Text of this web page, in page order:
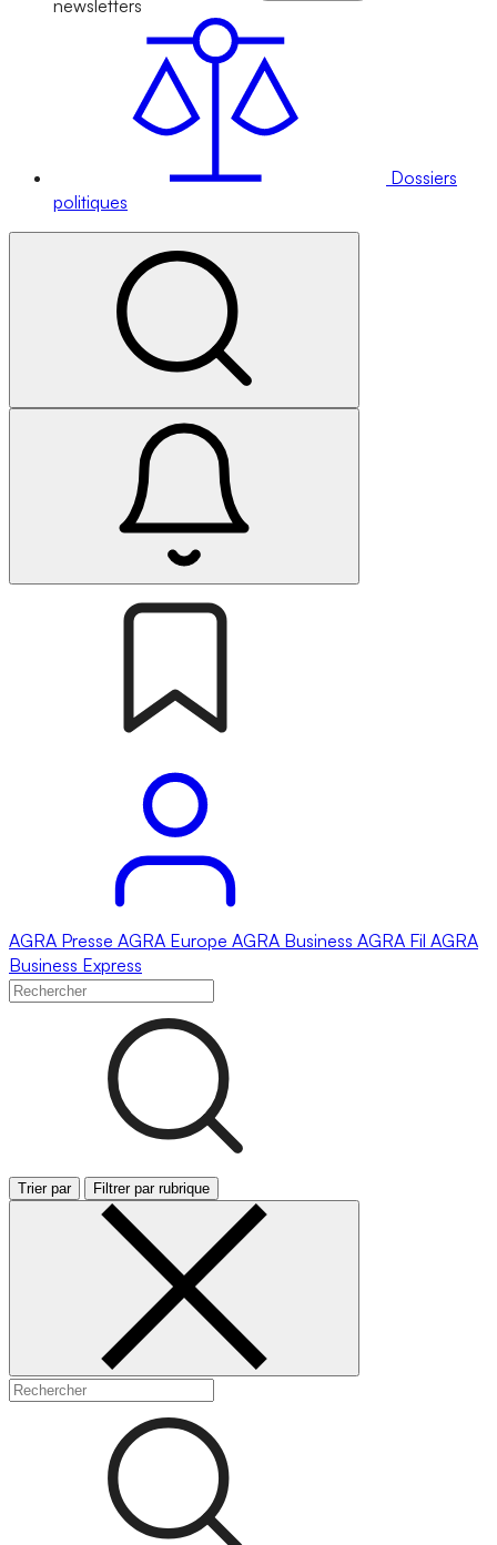
newsletters
Dossiers
politiques
AGRA Presse AGRA Europe AGRA Business AGRA Fil AGRA
Business Express
Trier par Filtrer par rubrique